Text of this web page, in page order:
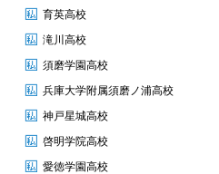
育英高校
滝川高校
須磨学園高校
兵庫大学附属須磨ノ浦高校
神戸星城高校
啓明学院高校
愛徳学園高校